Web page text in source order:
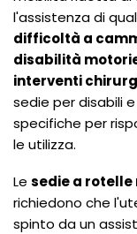
l'assistenza di
difficoltà a
disabilità
interventi
sedie per disabili
specifiche per
le utilizza.
Le sedie a
richiedono che
spinto da un